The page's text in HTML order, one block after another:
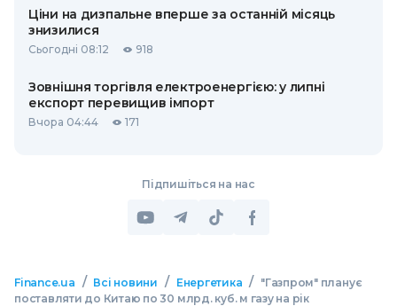
Ціни на дизпальне вперше за останній місяць
знизилися
Сьогодні 08:12 918
Зовнішня торгівля електроенергією: у липні
експорт перевищив імпорт
Вчора 04:44 171
Підпишіться на нас
Finance.ua / Всі новини / Енергетика / "Газпром" планує
поставляти до Китаю по 30 млрд. куб. м газу на рік